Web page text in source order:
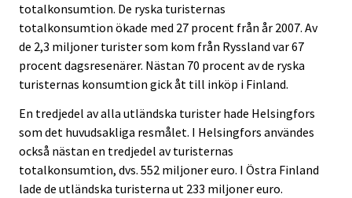
totalkonsumtion. De ryska turisternas
totalkonsumtion ökade med 27 procent från år 2007. Av
de 2,3 miljoner turister som kom från Ryssland var 67
procent dagsresenärer. Nästan 70 procent av de ryska
turisternas konsumtion gick åt till inköp i Finland.
En tredjedel av alla utländska turister hade Helsingfors
som det huvudsakliga resmålet. I Helsingfors användes
också nästan en tredjedel av turisternas
totalkonsumtion, dvs. 552 miljoner euro. I Östra Finland
lade de utländska turisterna ut 233 miljoner euro.